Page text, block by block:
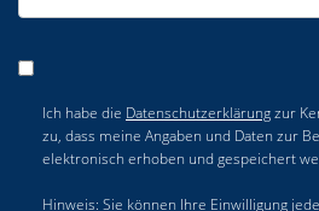
Ich habe die Datenschutzerklärungzur
zu, dass meine Angaben und Daten zur
elektronisch erhoben und gespeichert
Hinweis: Sie können Ihre Einwilligung